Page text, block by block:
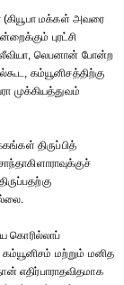
(கியூபா மக்கள் அவரை
புரட்சி
லெபனான் போன்ற
கம்யூனிசத்திற்கு
முக்கியத்துவம்
திருப்பித்
கொரில்லாப்
மற்றும் மனித
எதிர்பாராதவிதமாக